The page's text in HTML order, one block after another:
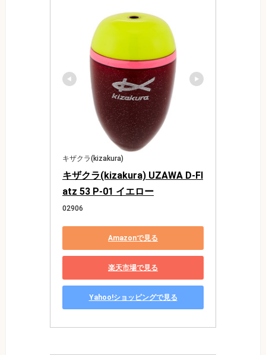
キザクラ(kizakura)
キザクラ(kizakura) UZAWA D-Fl
atz 53 P-01 イエロー
02906
Amazonで見る
楽天市場で見る
Yahoo!ショッピングで見る